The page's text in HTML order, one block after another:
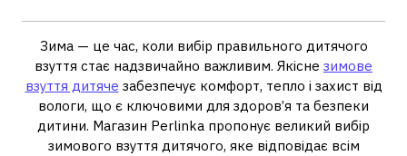
Зима — це час, коли вибір правильного дитячого
взуття стає надзвичайно важливим. Якісне зимове
взуття дитяче забезпечує комфорт, тепло і захист від
вологи, що є ключовими для здоров’я та безпеки
дитини. Магазин Perlinka пропонує великий вибір
зимового взуття дитячого, яке відповідає всім